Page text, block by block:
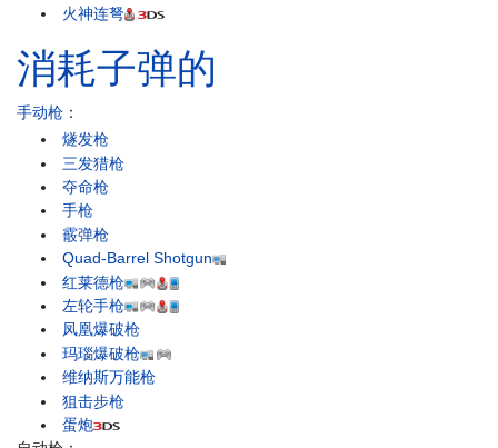
火神连弩
消耗子弹的
手动枪 ：
燧发枪
三发猎枪
夺命枪
手枪
霰弹枪
Quad-Barrel Shotgun
红莱德枪
左轮手枪
凤凰爆破枪
玛瑙爆破枪
维纳斯万能枪
狙击步枪
蛋炮